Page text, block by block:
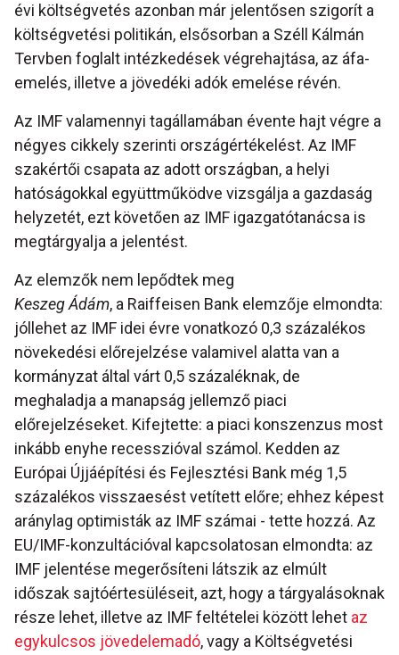
évi költségvetés azonban már jelentősen szigorít a
költségvetési politikán, elsősorban a Széll Kálmán
Tervben foglalt intézkedések végrehajtása, az áfa-
emelés, illetve a jövedéki adók emelése révén.
Az IMF valamennyi tagállamában évente hajt végre a
négyes cikkely szerinti országértékelést. Az IMF
szakértői csapata az adott országban, a helyi
hatóságokkal együttműködve vizsgálja a gazdaság
helyzetét, ezt követően az IMF igazgatótanácsa is
megtárgyalja a jelentést.
Az elemzők nem lepődtek meg
Keszeg Ádám, a Raiffeisen Bank elemzője elmondta:
jóllehet az IMF idei évre vonatkozó 0,3 százalékos
növekedési előrejelzése valamivel alatta van a
kormányzat által várt 0,5 százaléknak, de
meghaladja a manapság jellemző piaci
előrejelzéseket. Kifejtette: a piaci konszenzus most
inkább enyhe recesszióval számol. Kedden az
Európai Újjáépítési és Fejlesztési Bank még 1,5
százalékos visszaesést vetített előre; ehhez képest
aránylag optimisták az IMF számai - tette hozzá. Az
EU/IMF-konzultációval kapcsolatosan elmondta: az
IMF jelentése megerősíteni látszik az elmúlt
időszak sajtóértesüléseit, azt, hogy a tárgyalásoknak
része lehet, illetve az IMF feltételei között lehet az
egykulcsos jövedelemadó, vagy a Költségvetési